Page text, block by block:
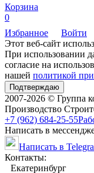
Корзина
0
Избранное
Войти
Этот веб-сайт
При использовании
согласие на
нашей политикой
Подтверждаю
2007-2026 © Группа
Производство
+7 (962) 684-25-55
Написать в
Написать в
Контакты:
Екатеринбург